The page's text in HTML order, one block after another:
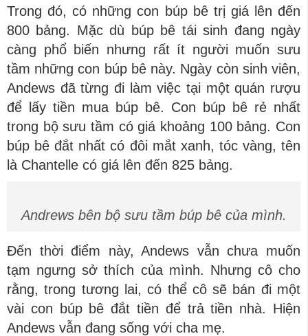
Trong đó, có những con búp bê trị giá lên đến
800 bảng. Mặc dù búp bê tái sinh đang ngày
càng phổ biến nhưng rất ít người muốn sưu
tầm những con búp bê này. Ngày còn sinh viên,
Andews đã từng đi làm việc tại một quán rượu
để lấy tiền mua búp bê. Con búp bê rẻ nhất
trong bộ sưu tầm có giá khoảng 100 bảng. Con
búp bê đắt nhất có đôi mắt xanh, tóc vàng, tên
là Chantelle có giá lên đến 825 bảng.
Andrews bên bộ sưu tầm búp bê của mình.
Đến thời điểm này, Andews vẫn chưa muốn
tạm ngưng sở thích của mình. Nhưng cô cho
rằng, trong tương lai, có thể cô sẽ bán đi một
vài con búp bê đắt tiền để trả tiền nhà. Hiện
Andews vẫn đang sống với cha mẹ.